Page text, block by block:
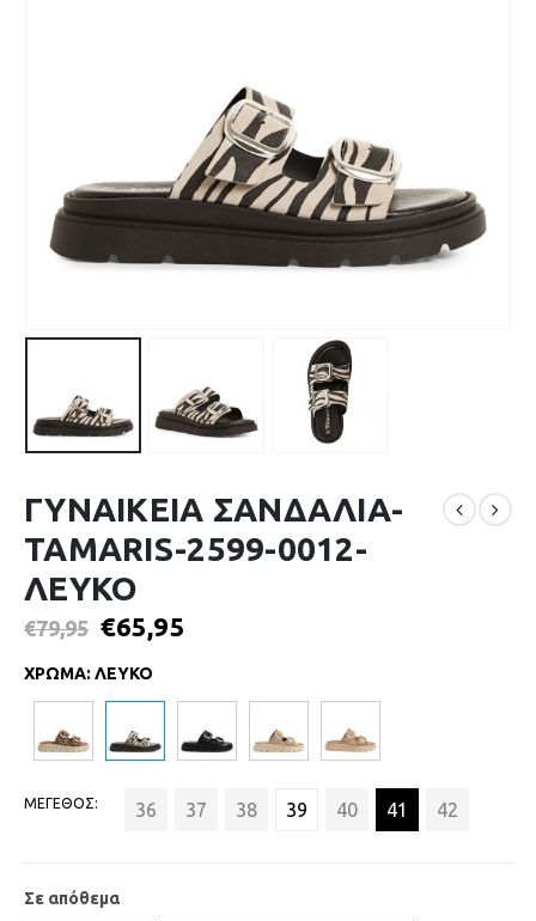
ΓΥΝΑΙΚΕΙΑ ΣΑΝΔΑΛΙΑ-
TAMARIS-2599-0012-
ΛΕΥΚΟ
€79,95 €65,95
ΧΡΩΜΑ: ΛΕΥΚΟ
ΜΕΓΕΘΟΣ 36 37 38 39 40 41 42
Σε απόθεμα